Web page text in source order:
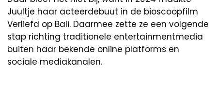
Juultje haar acteerdebuut in de bioscoopfilm
Verliefd op Bali. Daarmee zette ze een volgende
stap richting traditionele entertainmentmedia
buiten haar bekende online platforms en
sociale mediakanalen.